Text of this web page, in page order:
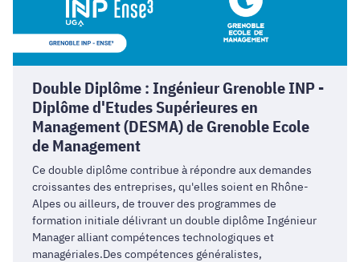
Ingénieur
Grenoble
INP
-
Diplôme
d'Etudes
Supérieures
Management
(DESMA)
Grenoble
Ecole
Double Diplôme : Ingénieur Grenoble INP -
Diplôme d'Etudes Supérieures en
Management (DESMA) de Grenoble Ecole
de Management
Ce double diplôme contribue à répondre aux demandes
croissantes des entreprises, qu'elles soient en Rhône-
Alpes ou ailleurs, de trouver des programmes de
formation initiale délivrant un double diplôme Ingénieur
Manager alliant compétences technologiques et
managériales.Des compétences généralistes,